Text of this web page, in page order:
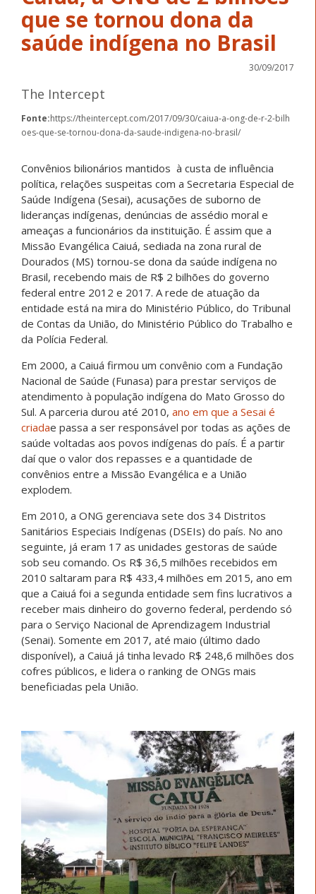
que se tornou dona da
saúde indígena no Brasil
30/09/2017
The Intercept
Fonte:https://theintercept.com/2017/09/30/caiua-a-ong-de-r-2-bilh
oes-que-se-tornou-dona-da-saude-indigena-no-brasil/
Convênios bilionários mantidos à custa de influência
política, relações suspeitas com a Secretaria Especial de
Saúde Indígena (Sesai), acusações de suborno de
lideranças indígenas, denúncias de assédio moral e
ameaças a funcionários da instituição. É assim que a
Missão Evangélica Caiuá, sediada na zona rural de
Dourados (MS) tornou-se dona da saúde indígena no
Brasil, recebendo mais de R$ 2 bilhões do governo
federal entre 2012 e 2017. A rede de atuação da
entidade está na mira do Ministério Público, do Tribunal
de Contas da União, do Ministério Público do Trabalho e
da Polícia Federal.
Em 2000, a Caiuá firmou um convênio com a Fundação
Nacional de Saúde (Funasa) para prestar serviços de
atendimento à população indígena do Mato Grosso do
Sul. A parceria durou até 2010, ano em que a Sesai é
criadae passa a ser responsável por todas as ações de
saúde voltadas aos povos indígenas do país. É a partir
daí que o valor dos repasses e a quantidade de
convênios entre a Missão Evangélica e a União
explodem.
Em 2010, a ONG gerenciava sete dos 34 Distritos
Sanitários Especiais Indígenas (DSEIs) do país. No ano
seguinte, já eram 17 as unidades gestoras de saúde
sob seu comando. Os R$ 36,5 milhões recebidos em
2010 saltaram para R$ 433,4 milhões em 2015, ano em
que a Caiuá foi a segunda entidade sem fins lucrativos a
receber mais dinheiro do governo federal, perdendo só
para o Serviço Nacional de Aprendizagem Industrial
(Senai). Somente em 2017, até maio (último dado
disponível), a Caiuá já tinha levado R$ 248,6 milhões dos
cofres públicos, e lidera o ranking de ONGs mais
beneficiadas pela União.